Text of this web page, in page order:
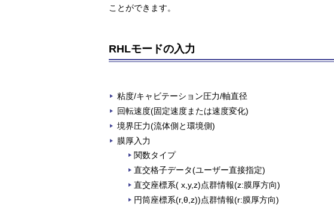
ことができます。
RHLモードの入力
粘度/キャビテーション圧力/軸直径
回転速度(固定速度または速度変化)
境界圧力(流体側と環境側)
膜厚入力
関数タイプ
直交格子データ(ユーザー直接指定)
直交座標系( x,y,z)点群情報(z:膜厚方向)
円筒座標系(r,θ,z))点群情報(r:膜厚方向)